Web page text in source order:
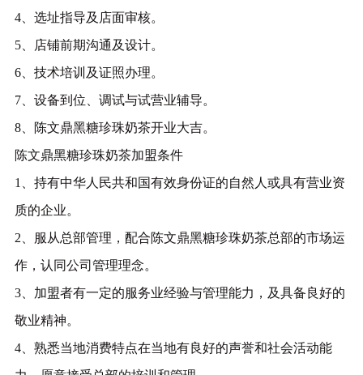
4、选址指导及店面审核。
5、店铺前期沟通及设计。
6、技术培训及证照办理。
7、设备到位、调试与试营业辅导。
8、陈文鼎黑糖珍珠奶茶开业大吉。
陈文鼎黑糖珍珠奶茶加盟条件
1、持有中华人民共和国有效身份证的自然人或具有营业资
质的企业。
2、服从总部管理，配合陈文鼎黑糖珍珠奶茶总部的市场运
作，认同公司管理理念。
3、加盟者有一定的服务业经验与管理能力，及具备良好的
敬业精神。
4、熟悉当地消费特点在当地有良好的声誉和社会活动能